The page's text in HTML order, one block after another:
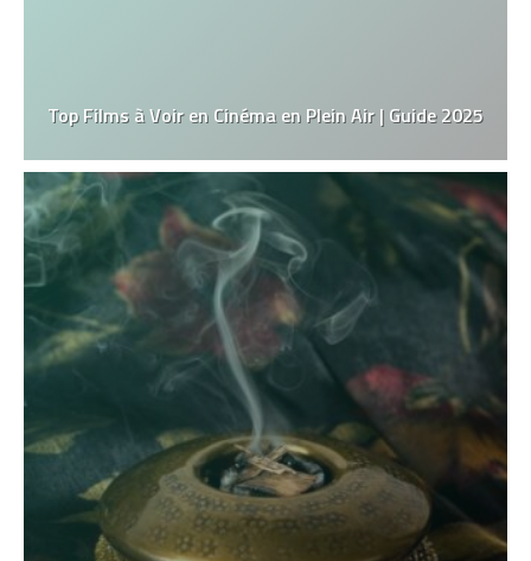
Top Films à Voir en Cinéma en Plein Air | Guide 2025